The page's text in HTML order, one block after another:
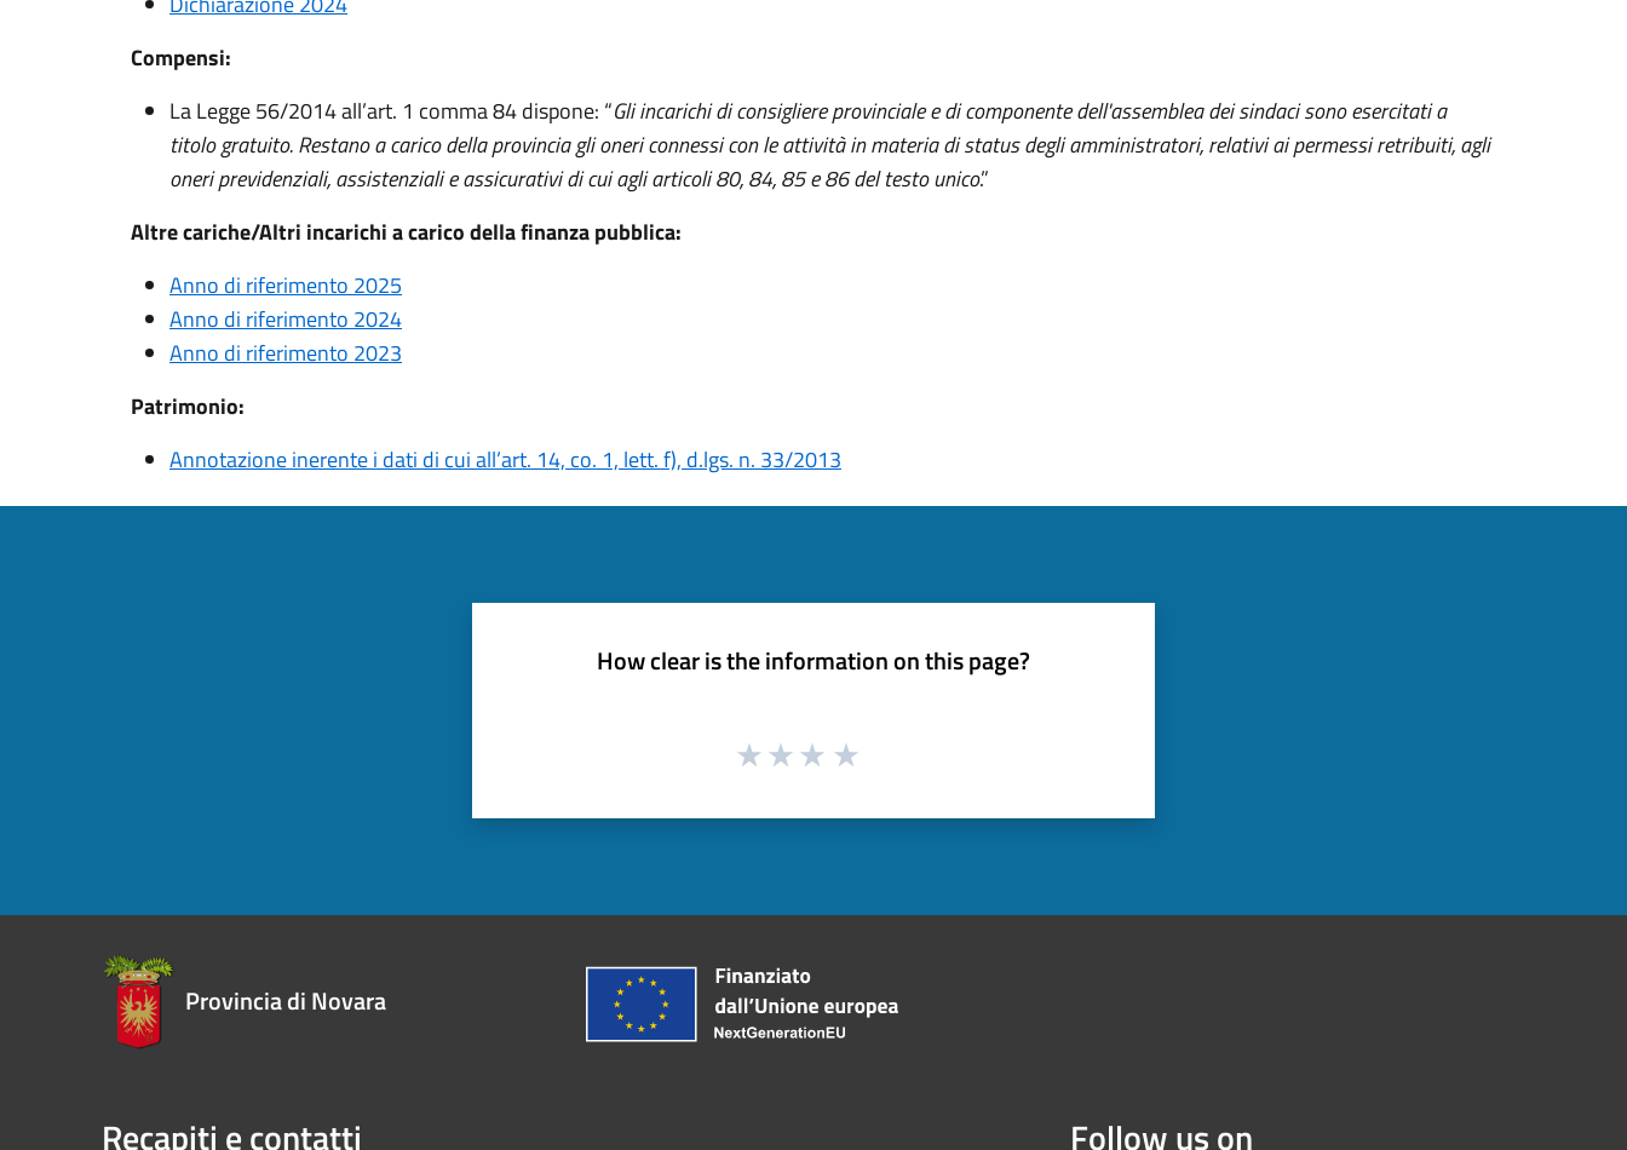
Compensi:
La Legge 56/2014 all’art. 1 comma 84 dispone: “Gli incarichi di consigliere provinciale e di componente dell'assemblea dei sindaci sono esercitati a
titolo gratuito. Restano a carico della provincia gli oneri connessi con le attività in materia di status degli amministratori, relativi ai permessi retribuiti, agli
oneri previdenziali, assistenziali e assicurativi di cui agli articoli 80, 84, 85 e 86 del testo unico.”
Altre cariche/Altri incarichi a carico della finanza pubblica:
Anno di riferimento 2025
Anno di riferimento 2024
Anno di riferimento 2023
Patrimonio:
Annotazione inerente i dati di cui all’art. 14, co. 1, lett. f), d.lgs. n. 33/2013
How clear is the information on this page?
Provincia di Novara
Recapiti e contatti Follow us on